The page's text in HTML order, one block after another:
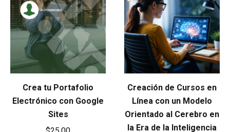
Crea tu Portafolio
Electrónico con Google
Sites
Creación de Cursos en
Línea con un Modelo
Orientado al Cerebro en
la Era de la Inteligencia